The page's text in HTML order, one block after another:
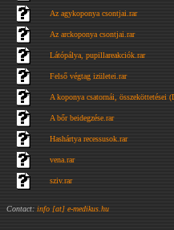
Az agykoponya csontjai.rar
Az arckoponya csontjai.rar
Látópálya, pupillareakciók.rar
Felső végtag izületei.rar
A koponya csatornái, összeköttetései
A bőr beidegzése.rar
Hashártya recessusok.rar
vena.rar
sziv.rar
Contact: info [at] e-medikus.hu